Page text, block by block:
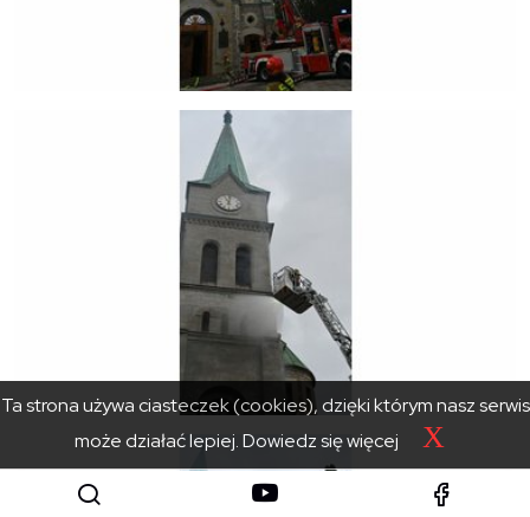
Ta strona używa ciasteczek (cookies), dzięki którym nasz serwis
może działać lepiej.Dowiedz się więcej X